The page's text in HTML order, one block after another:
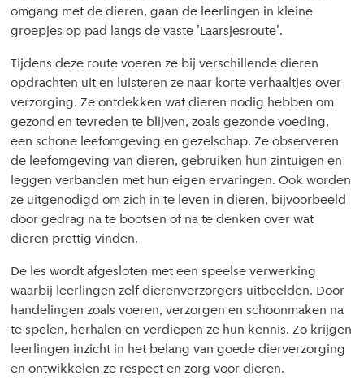
omgang met de dieren, gaan de leerlingen in kleine
groepjes op pad langs de vaste 'Laarsjesroute'.
Tijdens deze route voeren ze bij verschillende dieren
opdrachten uit en luisteren ze naar korte verhaaltjes over
verzorging. Ze ontdekken wat dieren nodig hebben om
gezond en tevreden te blijven, zoals gezonde voeding,
een schone leefomgeving en gezelschap. Ze observeren
de leefomgeving van dieren, gebruiken hun zintuigen en
leggen verbanden met hun eigen ervaringen. Ook worden
ze uitgenodigd om zich in te leven in dieren, bijvoorbeeld
door gedrag na te bootsen of na te denken over wat
dieren prettig vinden.
De les wordt afgesloten met een speelse verwerking
waarbij leerlingen zelf dierenverzorgers uitbeelden. Door
handelingen zoals voeren, verzorgen en schoonmaken na
te spelen, herhalen en verdiepen ze hun kennis. Zo krijgen
leerlingen inzicht in het belang van goede dierverzorging
en ontwikkelen ze respect en zorg voor dieren.